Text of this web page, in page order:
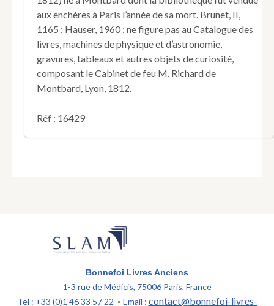
gentilhomme
de
Hainaut
à
la
lettre
lui
deuxième
d'avril
1565.
aux enchères à Paris l’année de sa mort. Brunet, II,
1165 ; Hauser, 1960 ; ne figure pas au Catalogue des
livres, machines de physique et d’astronomie,
gravures, tableaux et autres objets de curiosité,
composant le Cabinet de feu M. Richard de
Montbard, Lyon, 1812.
Réf : 16429
Bonnefoi Livres Anciens
1-3 rue de Médicis, 75006 Paris, France
Tel : +33 (0)1 46 33 57 22 • Email : contact@bonnefoi-livres-